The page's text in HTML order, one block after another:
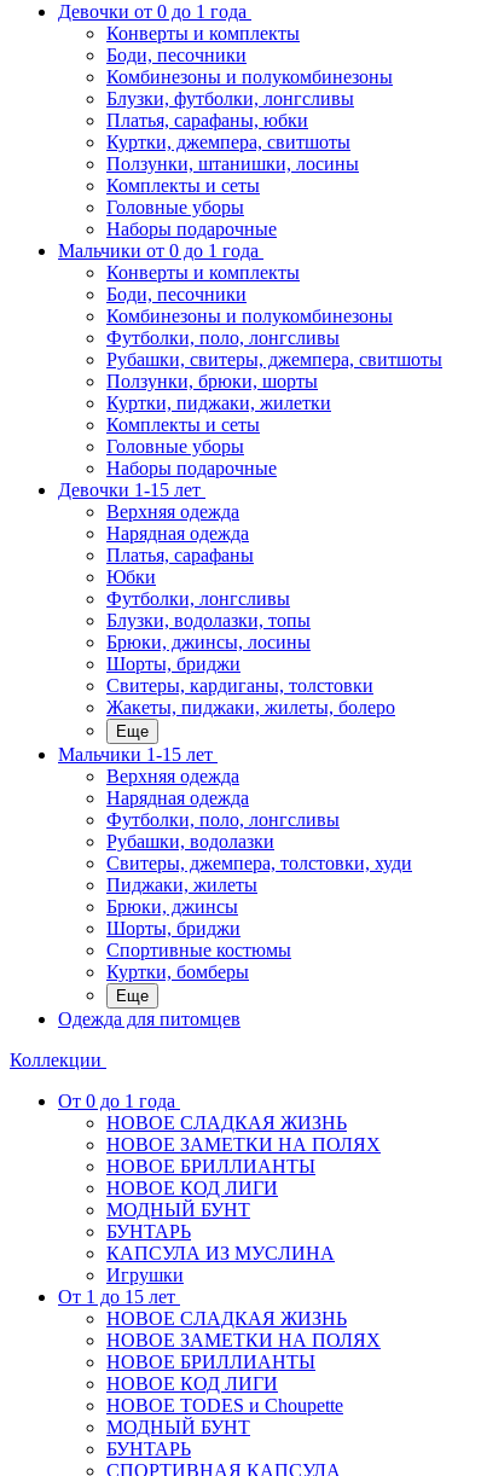
Девочки от 0 до 1 года
Конверты и комплекты
Боди, песочники
Комбинезоны и полукомбинезоны
Блузки, футболки, лонгсливы
Платья, сарафаны, юбки
Куртки, джемпера, свитшоты
Ползунки, штанишки, лосины
Комплекты и сеты
Головные уборы
Наборы подарочные
Мальчики от 0 до 1 года
Конверты и комплекты
Боди, песочники
Комбинезоны и полукомбинезоны
Футболки, поло, лонгсливы
Рубашки, свитеры, джемпера, свитшоты
Ползунки, брюки, шорты
Куртки, пиджаки, жилетки
Комплекты и сеты
Головные уборы
Наборы подарочные
Девочки 1-15 лет
Верхняя одежда
Нарядная одежда
Платья, сарафаны
Юбки
Футболки, лонгсливы
Блузки, водолазки, топы
Брюки, джинсы, лосины
Шорты, бриджи
Свитеры, кардиганы, толстовки
Жакеты, пиджаки, жилеты, болеро
Еще
Мальчики 1-15 лет
Верхняя одежда
Нарядная одежда
Футболки, поло, лонгсливы
Рубашки, водолазки
Свитеры, джемпера, толстовки, худи
Пиджаки, жилеты
Брюки, джинсы
Шорты, бриджи
Спортивные костюмы
Куртки, бомберы
Еще
Одежда для питомцев
Коллекции
От 0 до 1 года
НОВОЕ СЛАДКАЯ ЖИЗНЬ
НОВОЕ ЗАМЕТКИ НА ПОЛЯХ
НОВОЕ БРИЛЛИАНТЫ
НОВОЕ КОД ЛИГИ
МОДНЫЙ БУНТ
БУНТАРЬ
КАПСУЛА ИЗ МУСЛИНА
Игрушки
От 1 до 15 лет
НОВОЕ СЛАДКАЯ ЖИЗНЬ
НОВОЕ ЗАМЕТКИ НА ПОЛЯХ
НОВОЕ БРИЛЛИАНТЫ
НОВОЕ КОД ЛИГИ
НОВОЕ TODES и Choupette
МОДНЫЙ БУНТ
БУНТАРЬ
СПОРТИВНАЯ КАПСУЛА